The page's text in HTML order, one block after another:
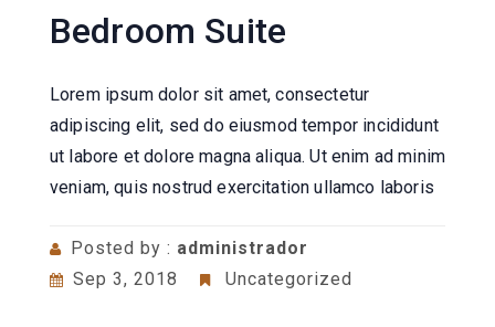
Bedroom Suite
Lorem ipsum dolor sit amet, consectetur
adipiscing elit, sed do eiusmod tempor incididunt
ut labore et dolore magna aliqua. Ut enim ad minim
veniam, quis nostrud exercitation ullamco laboris
Posted by : administrador
Sep 3, 2018
Uncategorized